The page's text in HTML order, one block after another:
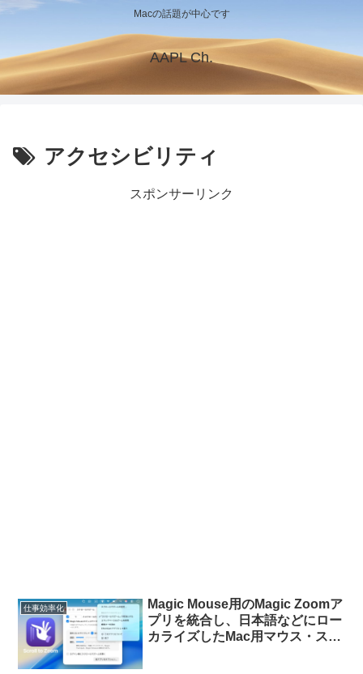
Macの話題が中心です
AAPL Ch.
アクセシビリティ
スポンサーリンク
仕事効率化
Magic Mouse用のMagic Zoomア
プリを統合し、日本語などにロー
カライズしたMac用マウス・スク